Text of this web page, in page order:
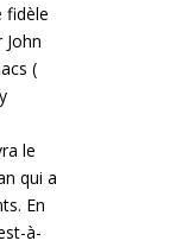
fidèle
(
le
qui a
En
à-